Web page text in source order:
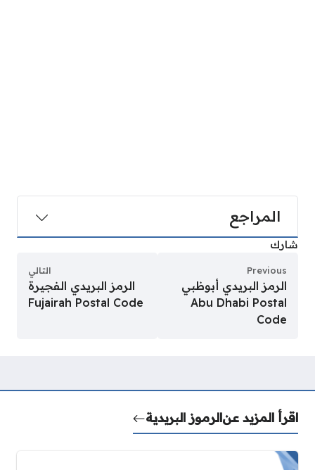
المراجع
شارك
Previous
الرمز البريدي أبوظبي
Abu Dhabi Postal
Code
التالي
الرمز البريدي الفجيرة
Fujairah Postal Code
اقرأ المزيد عنالرموز البريدية